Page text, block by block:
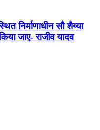
निर्माणाधीन सौ शैय्या
जाए- राजीव यादव